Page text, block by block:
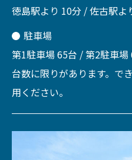
徳島駅より 10分 / 佐古駅よ
駐車場
第1駐車場 65台 / 第2駐車
台数に限りがあります。で
用ください。